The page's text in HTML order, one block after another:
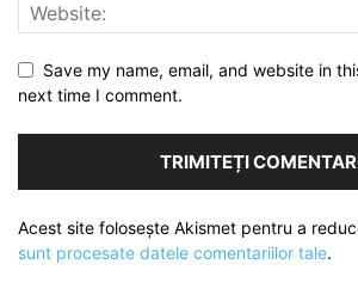
Save my name, email, and website in
next time I comment.
Acest site folosește Akismet pentru a
sunt procesate datele comentariilor tale.